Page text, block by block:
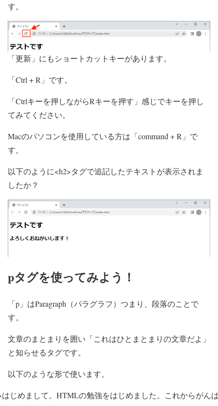
す。
「更新」にもショートカットキーがあります。
「Ctrl + R」です。
「Ctrlキーを押しながらRキーを押す」 感じでキーを押し
てみてください。
Macのパソコンを使用している方は「command + R」で
す。
以下のように<h2>タグで追記したテキストが表示されま
したか？
pタグを使ってみよう！
「p」はParagraph（パラグラフ）つまり、段落のことで
す。
文章のまとまりを囲い「これはひとまとまりの文章だよ」
と知らせるタグです。
以下のような形で使います。
はじめまして。HTMLの勉強をはじめました。これからがん